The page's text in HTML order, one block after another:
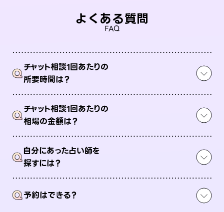
よくある質問
FAQ
Qチャット相談1回あたりの
所要時間は？
Qチャット相談1回あたりの
相場の金額は？
Q自分にあった占い師を
探すには？
Q予約はできる？